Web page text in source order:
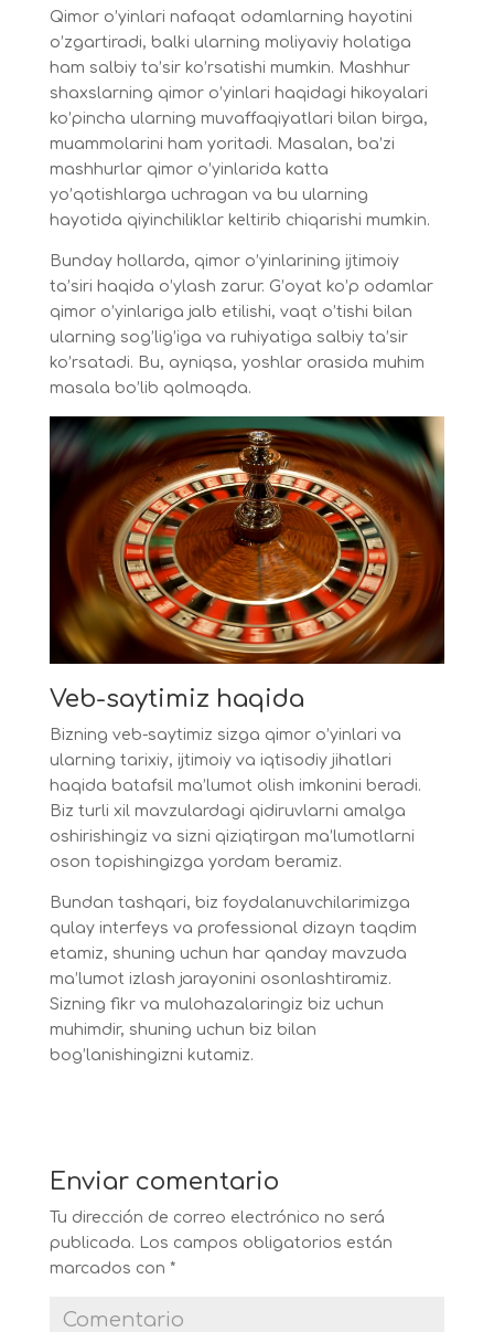
Qimor o’yinlari nafaqat odamlarning hayotini
o’zgartiradi, balki ularning moliyaviy holatiga
ham salbiy ta’sir ko’rsatishi mumkin. Mashhur
shaxslarning qimor o’yinlari haqidagi hikoyalari
ko’pincha ularning muvaffaqiyatlari bilan birga,
muammolarini ham yoritadi. Masalan, ba’zi
mashhurlar qimor o’yinlarida katta
yo’qotishlarga uchragan va bu ularning
hayotida qiyinchiliklar keltirib chiqarishi mumkin.
Bunday hollarda, qimor o’yinlarining ijtimoiy
ta’siri haqida o’ylash zarur. G’oyat ko’p odamlar
qimor o’yinlariga jalb etilishi, vaqt o’tishi bilan
ularning sog’lig’iga va ruhiyatiga salbiy ta’sir
ko’rsatadi. Bu, ayniqsa, yoshlar orasida muhim
masala bo’lib qolmoqda.
Veb-saytimiz haqida
Bizning veb-saytimiz sizga qimor o’yinlari va
ularning tarixiy, ijtimoiy va iqtisodiy jihatlari
haqida batafsil ma’lumot olish imkonini beradi.
Biz turli xil mavzulardagi qidiruvlarni amalga
oshirishingiz va sizni qiziqtirgan ma’lumotlarni
oson topishingizga yordam beramiz.
Bundan tashqari, biz foydalanuvchilarimizga
qulay interfeys va professional dizayn taqdim
etamiz, shuning uchun har qanday mavzuda
ma’lumot izlash jarayonini osonlashtiramiz.
Sizning fikr va mulohazalaringiz biz uchun
muhimdir, shuning uchun biz bilan
bog’lanishingizni kutamiz.
Enviar comentario
Tu dirección de correo electrónico no será
publicada. Los campos obligatorios están
marcados con *